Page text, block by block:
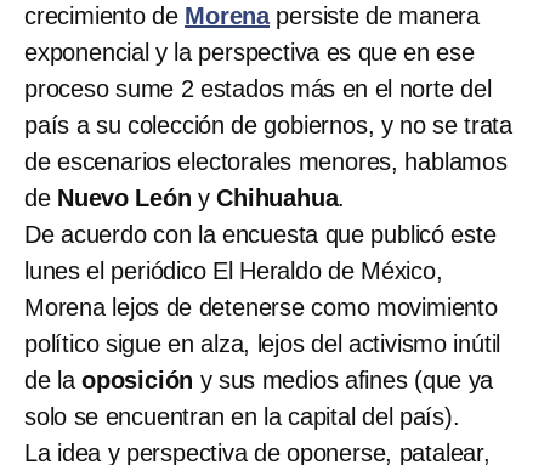
crecimiento de Morena persiste de manera
exponencial y la perspectiva es que en ese
proceso sume 2 estados más en el norte del
país a su colección de gobiernos, y no se trata
de escenarios electorales menores, hablamos
de Nuevo León yChihuahua.
De acuerdo con la encuesta que publicó este
lunes el periódico El Heraldo de México,
Morena lejos de detenerse como movimiento
político sigue en alza, lejos del activismo inútil
de la oposición y sus medios afines (que ya
solo se encuentran en la capital del país).
La idea y perspectiva de oponerse, patalear,